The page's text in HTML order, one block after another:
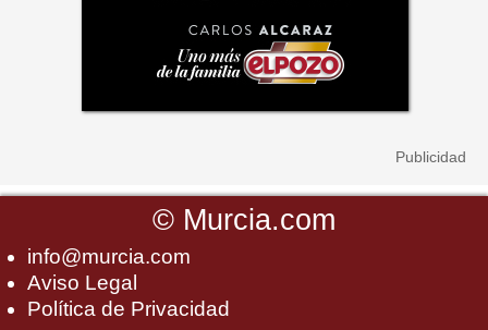
© Murcia.com
info@murcia.com
Aviso Legal
Política de Privacidad